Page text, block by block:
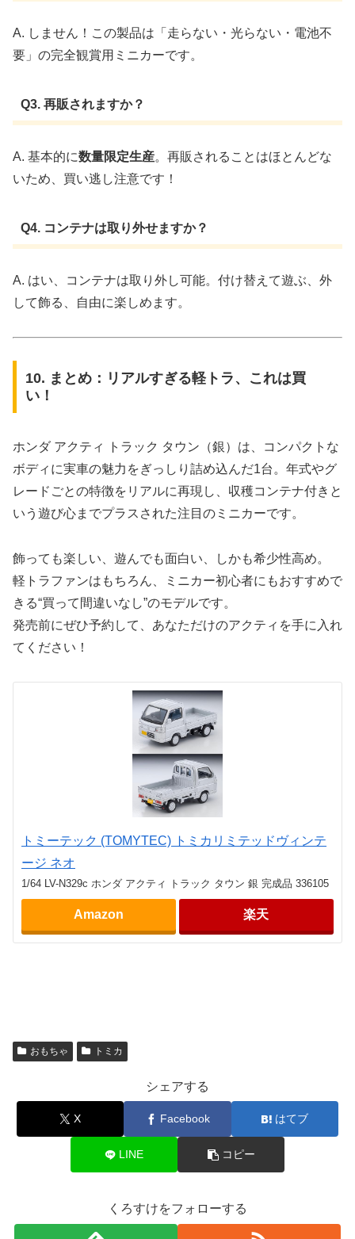
A. しません！この製品は「走らない・光らない・電池不
要」の完全観賞用ミニカーです。
Q3. 再販されますか？
A. 基本的に数量限定生産。再販されることはほとんどな
いため、買い逃し注意です！
Q4. コンテナは取り外せますか？
A. はい、コンテナは取り外し可能。付け替えて遊ぶ、外
して飾る、自由に楽しめます。
10. まとめ：リアルすぎる軽トラ、これは買
い！
ホンダ アクティ トラック タウン（銀）は、コンパクトな
ボディに実車の魅力をぎっしり詰め込んだ1台。年式やグ
レードごとの特徴をリアルに再現し、収穫コンテナ付きと
いう遊び心までプラスされた注目のミニカーです。
飾っても楽しい、遊んでも面白い、しかも希少性高め。
軽トラファンはもちろん、ミニカー初心者にもおすすめで
きる“買って間違いなし”のモデルです。
発売前にぜひ予約して、あなただけのアクティを手に入れ
てください！
トミーテック (TOMYTEC) トミカリミテッドヴィンテ
ージ ネオ
1/64 LV-N329c ホンダ アクティ トラック タウン 銀 完成品 336105
Amazon 楽天
おもちゃ トミカ
シェアする
X Facebook はてブ
LINE コピー
くろすけをフォローする